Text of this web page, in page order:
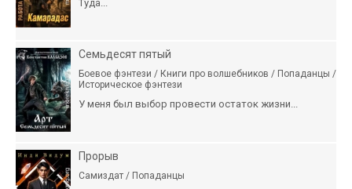
Туда...
Семьдесят пятый
Боевое фэнтези / Книги про волшебников / Попаданцы /
Историческое фэнтези
У меня был выбор провести остаток жизни...
Прорыв
Самиздат / Попаданцы